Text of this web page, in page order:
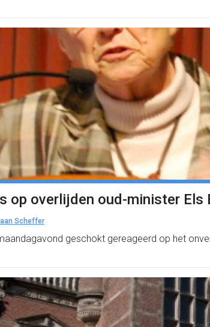
op overlijden oud-minister Els
Scheffer
geschokt gereageerd op het